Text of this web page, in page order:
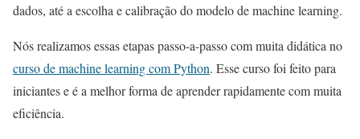
dados, até a escolha e calibração do modelo de machine learning.
Nós realizamos essas etapas passo-a-passo com muita didática no
curso de machine learning com Python. Esse curso foi feito para
iniciantes e é a melhor forma de aprender rapidamente com muita
eficiência.